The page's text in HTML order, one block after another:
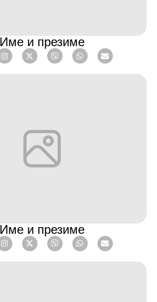
Име и презиме
Име и презиме